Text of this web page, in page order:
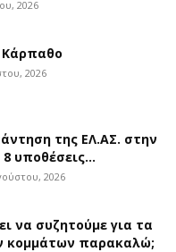
2026
Κάρπαθο
2026
της ΕΛ.ΑΣ. στην
υποθέσεις...
2026
να συζητούμε για τα
κομμάτων παρακαλώ;